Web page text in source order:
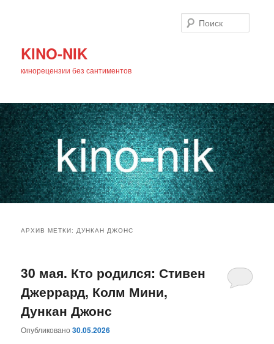
KINO-NIK
кинорецензии без сантиментов
основному
содержимому
дополнительному
содержимому
АРХИВ МЕТКИ:ДУНКАН ДЖОНС
30 мая. Кто родился: Стивен
Джеррард, Колм Мини,
Дункан Джонс
Опубликовано30.05.2026